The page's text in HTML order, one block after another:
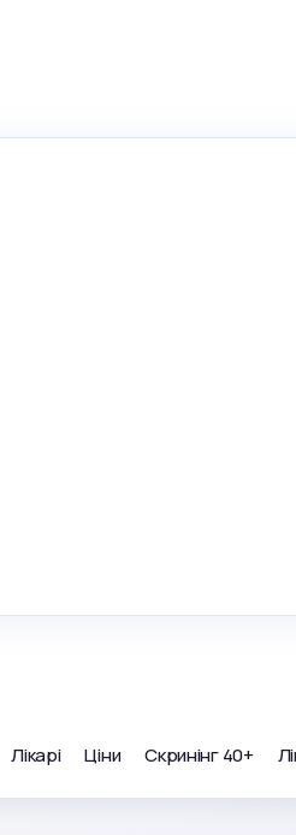
Лікарі Ціни Скринінг 40+